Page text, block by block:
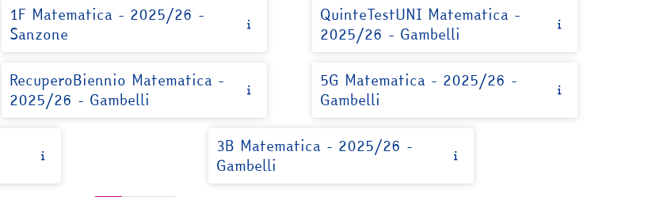
1F Matematica - 2025/26 -
Sanzone
QuinteTestUNI Matematica -
2025/26 - Gambelli
RecuperoBiennio Matematica -
2025/26 - Gambelli
5G Matematica - 2025/26 -
Gambelli
3B Matematica - 2025/26 -
Gambelli